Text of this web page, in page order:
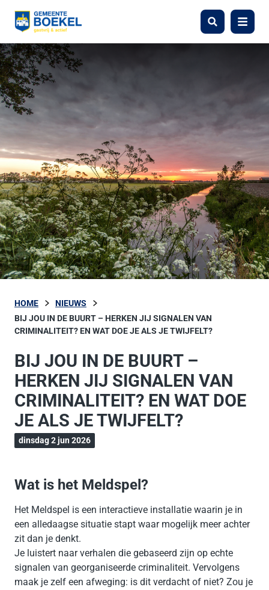
Zoeken Menu
HOME
NIEUWS
BIJ JOU IN DE BUURT – HERKEN JIJ SIGNALEN VAN
CRIMINALITEIT? EN WAT DOE JE ALS JE TWIJFELT?
BIJ JOU IN DE BUURT –
HERKEN JIJ SIGNALEN VAN
CRIMINALITEIT? EN WAT DOE
JE ALS JE TWIJFELT?
dinsdag 2 jun 2026
Wat is het Meldspel?
Het Meldspel is een interactieve installatie waarin je in
een alledaagse situatie stapt waar mogelijk meer achter
zit dan je denkt.
Je luistert naar verhalen die gebaseerd zijn op echte
signalen van georganiseerde criminaliteit. Vervolgens
maak je zelf een afweging: is dit verdacht of niet? Zou je